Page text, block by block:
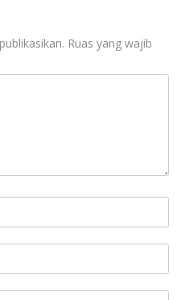
Ruas yang wajib